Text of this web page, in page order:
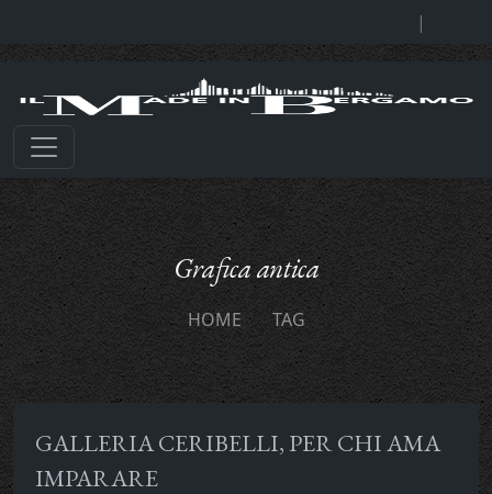
|
Grafica antica
HOME TAG
GALLERIA CERIBELLI, PER CHI AMA
IMPARARE